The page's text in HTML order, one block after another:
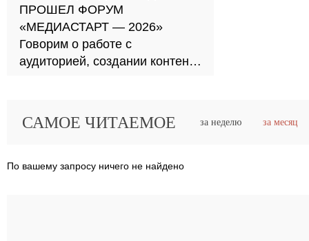
ПРОШЕЛ ФОРУМ
«МЕДИАСТАРТ — 2026»
Говорим о работе с
аудиторией, создании контента
САМОЕ ЧИТАЕМОЕ за неделю за месяц
По вашему запросу ничего не найдено